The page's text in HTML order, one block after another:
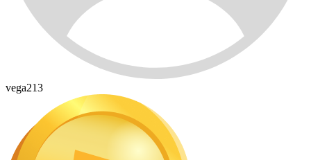
vega213